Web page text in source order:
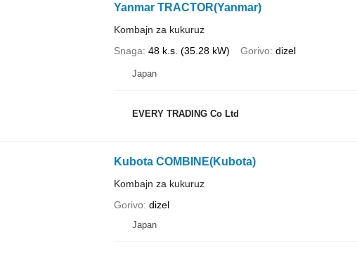
Yanmar TRACTOR(Yanmar)
Kombajn za kukuruz
Snaga 48 k.s. (35.28 kW) Gorivo dizel
Japan
EVERY TRADING Co Ltd
Kubota COMBINE(Kubota)
Kombajn za kukuruz
Gorivo dizel
Japan